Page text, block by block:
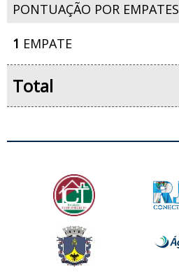
PONTUAÇÃO POR EMPATES
1 EMPATE
Total